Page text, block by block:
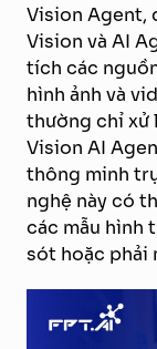
Vision Agent,
Vision và AI
tích các
hình ảnh và
thường chỉ xử
Vision AI
thông minh
nghệ này có
các mẫu hình
sót hoặc phải